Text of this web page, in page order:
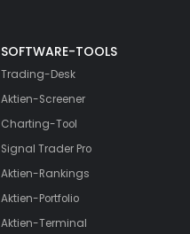
SOFTWARE-TOOLS
Trading-Desk
Aktien-Screener
Charting-Tool
Signal Trader Pro
Aktien-Rankings
Aktien-Portfolio
Aktien-Terminal